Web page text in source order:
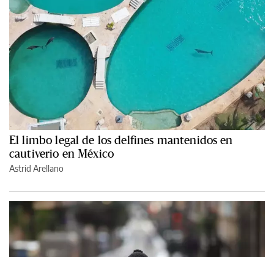
El limbo legal de los delfines mantenidos en
cautiverio en México
Astrid Arellano